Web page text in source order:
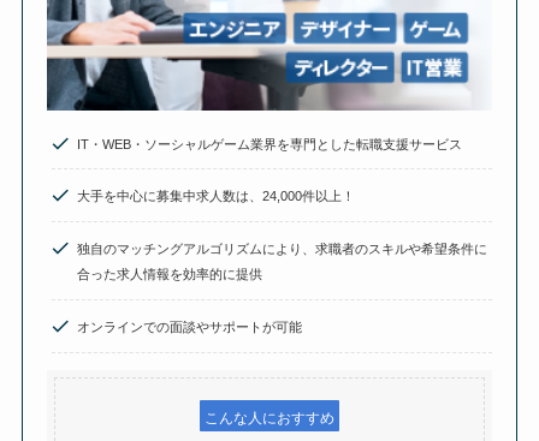
IT・WEB・ソーシャルゲーム業界を専門とした転職支援サービス
大手を中心に募集中求人数は、24,000件以上！
独自のマッチングアルゴリズムにより、求職者のスキルや希望条件に
合った求人情報を効率的に提供
オンラインでの面談やサポートが可能
こんな人におすすめ